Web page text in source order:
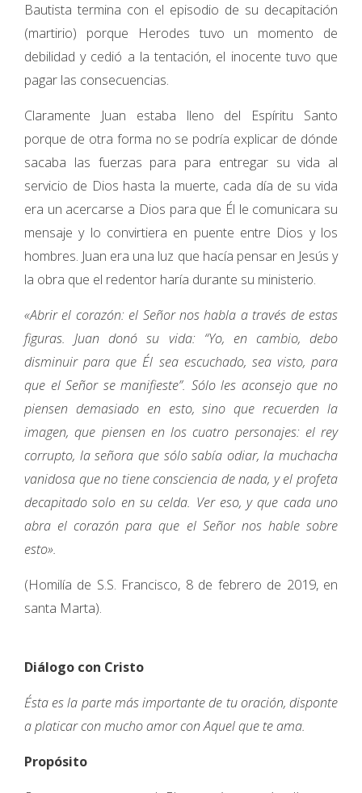
Bautista termina con el episodio de su decapitación
(martirio) porque Herodes tuvo un momento de
debilidad y cedió a la tentación, el inocente tuvo que
pagar las consecuencias.
Claramente Juan estaba lleno del Espíritu Santo
porque de otra forma no se podría explicar de dónde
sacaba las fuerzas para para entregar su vida al
servicio de Dios hasta la muerte, cada día de su vida
era un acercarse a Dios para que Él le comunicara su
mensaje y lo convirtiera en puente entre Dios y los
hombres. Juan era una luz que hacía pensar en Jesús y
la obra que el redentor haría durante su ministerio.
«Abrir el corazón: el Señor nos habla a través de estas
figuras. Juan donó su vida: “Yo, en cambio, debo
disminuir para que Él sea escuchado, sea visto, para
que el Señor se manifieste”. Sólo les aconsejo que no
piensen demasiado en esto, sino que recuerden la
imagen, que piensen en los cuatro personajes: el rey
corrupto, la señora que sólo sabía odiar, la muchacha
vanidosa que no tiene consciencia de nada, y el profeta
decapitado solo en su celda. Ver eso, y que cada uno
abra el corazón para que el Señor nos hable sobre
esto».
(Homilía de S.S. Francisco, 8 de febrero de 2019, en
santa Marta).
Diálogo con Cristo
Ésta es la parte más importante de tu oración, disponte
a platicar con mucho amor con Aquel que te ama.
Propósito